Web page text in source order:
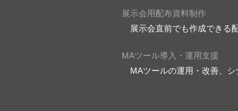
展示会用配布資料制作
展示会直前でも作成できる
MAツール導入・運用支援
MAツールの運用・改善、